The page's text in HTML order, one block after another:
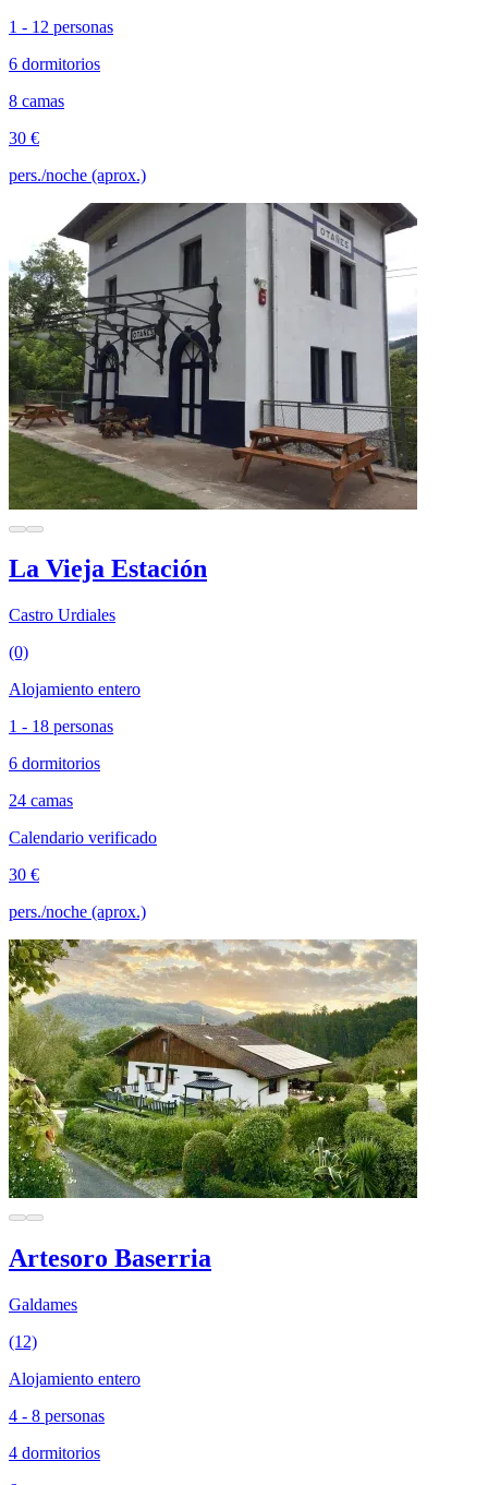
1 - 12 personas
6 dormitorios
8 camas
30 €
pers./noche (aprox.)
La Vieja Estación
Castro Urdiales
(0)
Alojamiento entero
1 - 18 personas
6 dormitorios
24 camas
Calendario verificado
30 €
pers./noche (aprox.)
Artesoro Baserria
Galdames
(12)
Alojamiento entero
4 - 8 personas
4 dormitorios